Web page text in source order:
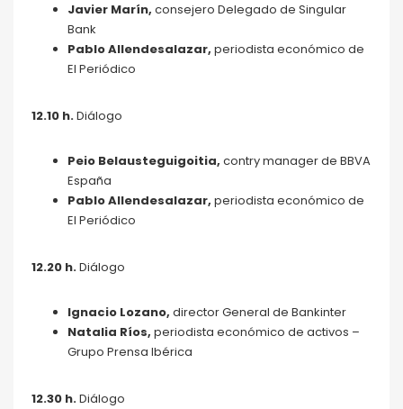
Javier Marín, consejero Delegado de Singular
Bank
Pablo Allendesalazar, periodista económico de
El Periódico
12.10 h.Diálogo
Peio Belausteguigoitia, contry manager de BBVA
España
Pablo Allendesalazar, periodista económico de
El Periódico
12.20 h.Diálogo
Ignacio Lozano, director General de Bankinter
Natalia Ríos, periodista económico de activos –
Grupo Prensa Ibérica
12.30 h.Diálogo